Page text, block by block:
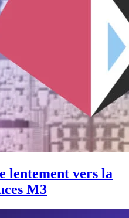
lentement vers la
M3